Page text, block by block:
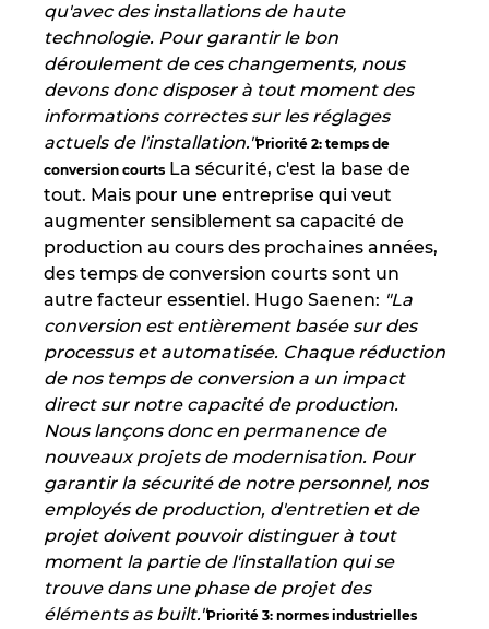
qu'avec des installations de haute
technologie. Pour garantir le bon
déroulement de ces changements, nous
devons donc disposer à tout moment des
informations correctes sur les réglages
actuels de l'installation."Priorité 2: temps de
conversion courts La sécurité, c'est la base de
tout. Mais pour une entreprise qui veut
augmenter sensiblement sa capacité de
production au cours des prochaines années,
des temps de conversion courts sont un
autre facteur essentiel. Hugo Saenen: "La
conversion est entièrement basée sur des
processus et automatisée. Chaque réduction
de nos temps de conversion a un impact
direct sur notre capacité de production.
Nous lançons donc en permanence de
nouveaux projets de modernisation. Pour
garantir la sécurité de notre personnel, nos
employés de production, d'entretien et de
projet doivent pouvoir distinguer à tout
moment la partie de l'installation qui se
trouve dans une phase de projet des
éléments as built."Priorité 3: normes industrielles
Serbia
Singapore
Slovakia
Slovenia
South Africa
South Korea
Spain
Sweden
Switzerland
Thailand
Turkey